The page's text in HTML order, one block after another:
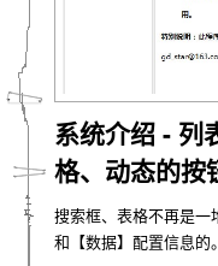
系统介绍 - 列
格、动态的按
搜索框、表格不再是一
和【数据】配置信息的。